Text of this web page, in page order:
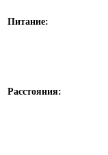
Питание:
Расстояния: